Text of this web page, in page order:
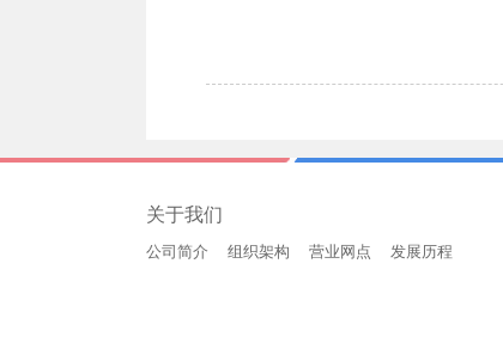
关于我们
公司简介 组织架构 营业网点 发展历程